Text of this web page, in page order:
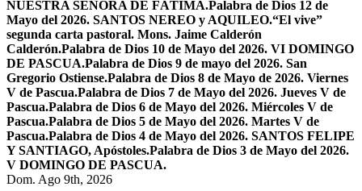
NUESTRA SEÑORA DE FÁTIMA.Palabra de Dios 12 de
Mayo del 2026. SANTOS NEREO y AQUILEO.“El vive”
segunda carta pastoral. Mons. Jaime Calderón
Calderón.Palabra de Dios 10 de Mayo del 2026. VI DOMINGO
DE PASCUA.Palabra de Dios 9 de mayo del 2026. San
Gregorio Ostiense.Palabra de Dios 8 de Mayo de 2026. Viernes
V de Pascua.Palabra de Dios 7 de Mayo del 2026. Jueves V de
Pascua.Palabra de Dios 6 de Mayo del 2026. Miércoles V de
Pascua.Palabra de Dios 5 de Mayo del 2026. Martes V de
Pascua.Palabra de Dios 4 de Mayo del 2026. SANTOS FELIPE
Y SANTIAGO, Apóstoles.Palabra de Dios 3 de Mayo del 2026.
V DOMINGO DE PASCUA.
Dom. Ago 9th, 2026